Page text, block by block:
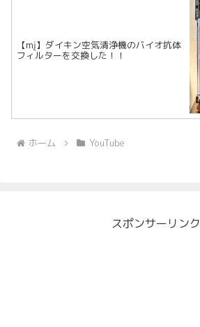
【mį】ダイキン空気清浄機のバイオ抗体
フィルターを交換した！！
ホーム YouTube
スポンサーリンク